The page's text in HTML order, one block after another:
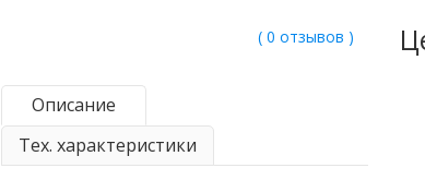
( 0 отзывов )
Описание
Тех. характеристики